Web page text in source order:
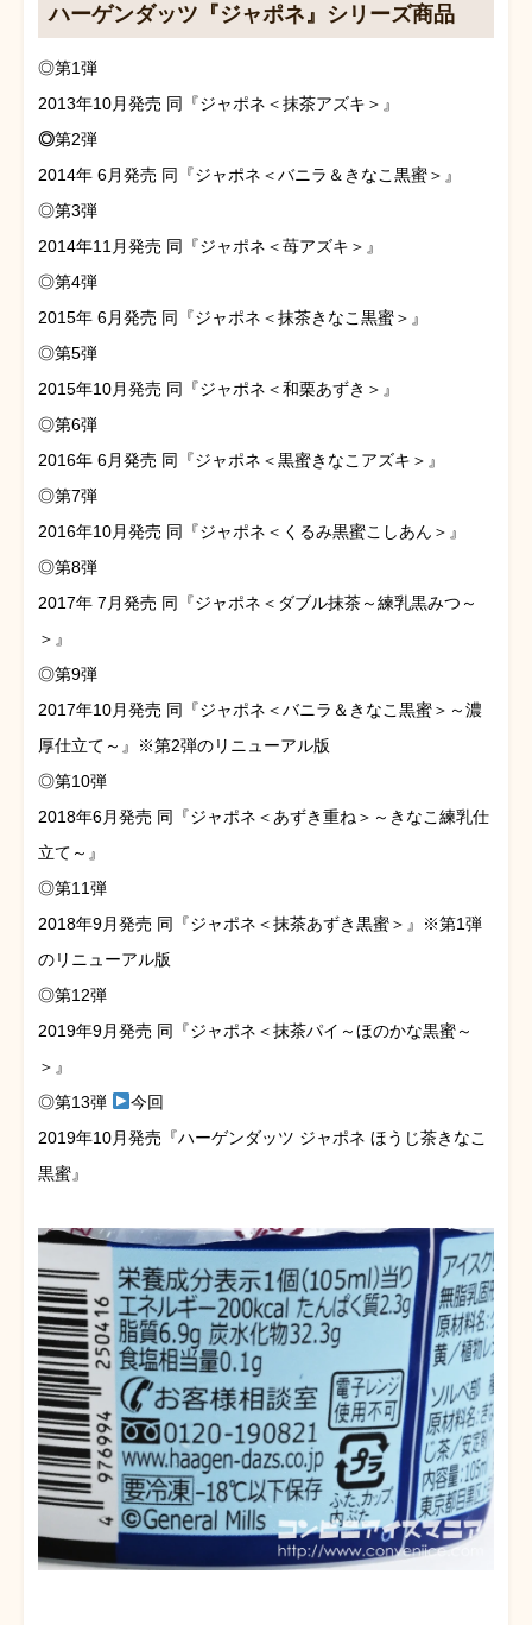
ハーゲンダッツ『ジャポネ』シリーズ商品
◎第1弾
2013年10月発売 同『ジャポネ＜抹茶アズキ＞』
◎第2弾
2014年 6月発売 同『ジャポネ＜バニラ＆きなこ黒蜜＞』
◎第3弾
2014年11月発売 同『ジャポネ＜苺アズキ＞』
◎第4弾
2015年 6月発売 同『ジャポネ＜抹茶きなこ黒蜜＞』
◎第5弾
2015年10月発売 同『ジャポネ＜和栗あずき＞』
◎第6弾
2016年 6月発売 同『ジャポネ＜黒蜜きなこアズキ＞』
◎第7弾
2016年10月発売 同『ジャポネ＜くるみ黒蜜こしあん＞』
◎第8弾
2017年 7月発売 同『ジャポネ＜ダブル抹茶～練乳黒みつ～
＞』
◎第9弾
2017年10月発売 同『ジャポネ＜バニラ＆きなこ黒蜜＞～濃
厚仕立て～』※第2弾のリニューアル版
◎第10弾
2018年6月発売 同『ジャポネ＜あずき重ね＞～きなこ練乳仕
立て～』
◎第11弾
2018年9月発売 同『ジャポネ＜抹茶あずき黒蜜＞』※第1弾
のリニューアル版
◎第12弾
2019年9月発売 同『ジャポネ＜抹茶パイ～ほのかな黒蜜～
＞』
◎第13弾
今回
2019年10月発売『ハーゲンダッツ ジャポネ ほうじ茶きなこ
黒蜜』